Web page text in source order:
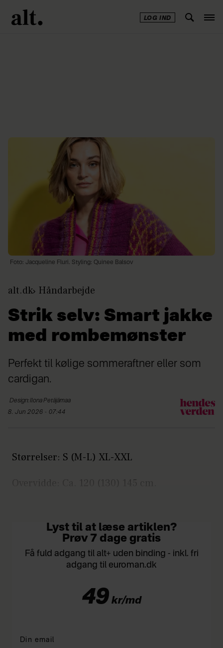
LOG IND
Foto: Jacqueline Fluri. Styling: Quinee Balsov
alt.dk Håndarbejde
Strik selv: Smart jakke
med rombemønster
Perfekt til kølige sommeraftner eller som
cardigan.
Design: IlonaPetäjämaa
8. Jun 2026 - 07:44
Størrelser: S (M-L) XL-XXL
Lyst til at læse artiklen?
Prøv 7 dage gratis
Få fuld adgang til alt+ uden binding - inkl. fri
adgang til euroman.dk
49 kr/md